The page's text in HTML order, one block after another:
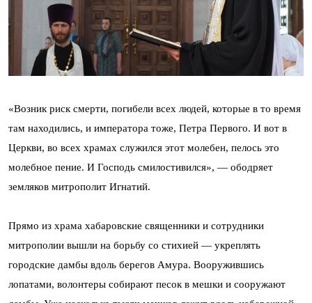
«Возник риск смерти, погибели всех людей, которые в то время
там находились, и императора тоже, Петра Первого. И вот в
Церкви, во всех храмах служился этот молебен, пелось это
молебное пение. И Господь смилостивился», — ободряет
земляков митрополит Игнатий.
Прямо из храма хабаровские священники и сотрудники
митрополии вышли на борьбу со стихией — укреплять
городские дамбы вдоль берегов Амура. Вооружившись
лопатами, волонтеры собирают песок в мешки и сооружают